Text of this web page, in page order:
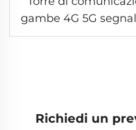
gambe 4G 5G
comunicazione in
Richiedi un